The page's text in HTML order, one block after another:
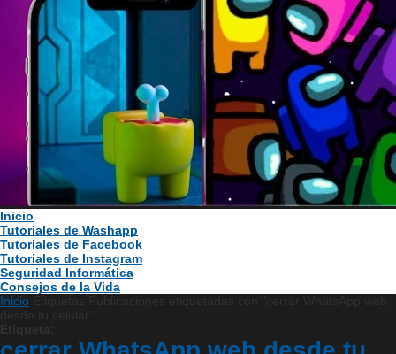
Inicio
Tutoriales de Washapp
Tutoriales de Facebook
Tutoriales de Instagram
Seguridad Informática
Consejos de la Vida
Inicio
desde tu celular"